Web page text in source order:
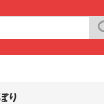
り